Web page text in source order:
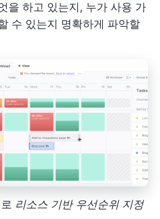
을 하고 있는지, 누가 사용 가
수 있는지 명확하게 파악할
리소스 기반 우선순위 지정